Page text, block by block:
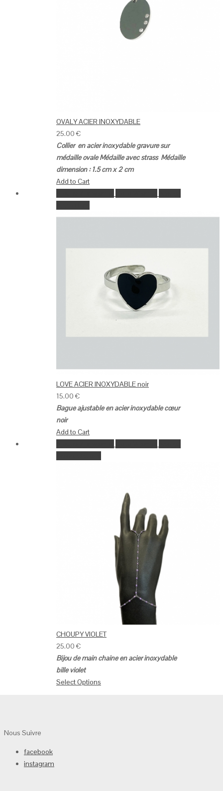
OVALY ACIER INOXYDABLE
25.00€
Collier en acier inoxydable gravure sur
médaille ovale Médaille avec strass Médaille
dimension : 1.5 cm x 2 cm
Add to Cart
LOVE ACIER INOXYDABLE noir
15.00€
Bague ajustable en acier inoxydable cœur
noir
Add to Cart
CHOUPY VIOLET
25.00€
Bijou de main chaine en acier inoxydable
bille violet
Select Options
Nous Suivre
facebook
instagram